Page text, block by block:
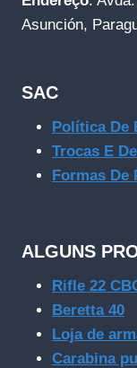
Asunción,
SAC
Política De
Trocas E
Formas De
ALGUNS
Rifle 22
Beretta 40
Loja de
Carabina